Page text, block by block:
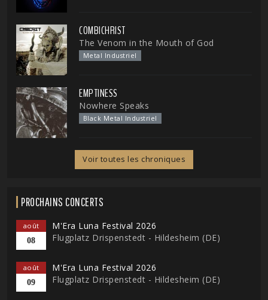
COMBICHRIST
The Venom in the Mouth of God
Metal Industriel
EMPTINESS
Nowhere Speaks
Black Metal Industriel
Voir toutes les chroniques
PROCHAINS CONCERTS
août
08
M'Era Luna Festival 2026
Flugplatz Drispenstedt - Hildesheim (DE)
août
09
M'Era Luna Festival 2026
Flugplatz Drispenstedt - Hildesheim (DE)